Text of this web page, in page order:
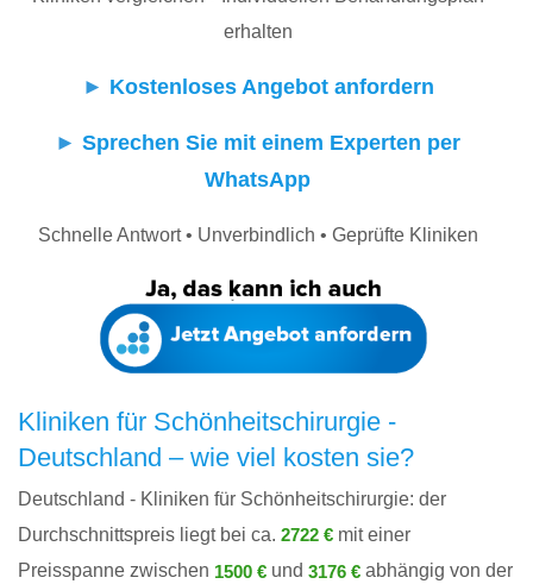
erhalten
► Kostenloses Angebot anfordern
► Sprechen Sie mit einem Experten per
WhatsApp
Schnelle Antwort • Unverbindlich • Geprüfte Kliniken
Kliniken für Schönheitschirurgie -
Deutschland – wie viel kosten sie?
Deutschland - Kliniken für Schönheitschirurgie: der
Durchschnittspreis liegt bei ca. 2722 € mit einer
Preisspanne zwischen 1500 € und 3176 € abhängig von der